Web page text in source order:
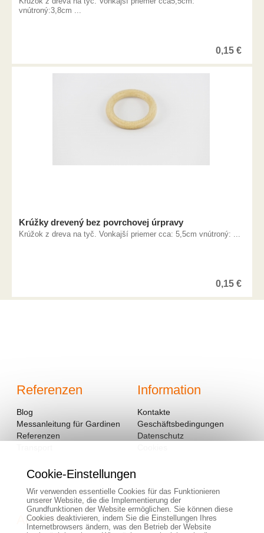
vnútroný:3,8cm ...
0,15 €
Krúžky drevený bez povrchovej úrpravy
Krúžok z dreva na tyč. Vonkajší priemer cca: 5,5cm vnútroný: ...
0,15 €
Referenzen
Blog
Messanleitung für Gardinen
Referenzen
Information
Kontakte
Geschäftsbedingungen
Datenschutz
Adresse Kontakt
Cookie-Einstellungen
Wir verwenden essentielle Cookies für das Funktionieren
unserer Website, die die Implementierung der
Grundfunktionen der Website ermöglichen. Sie können diese
Cookies deaktivieren, indem Sie die Einstellungen Ihres
Internetbrowsers ändern, was den Betrieb der Website